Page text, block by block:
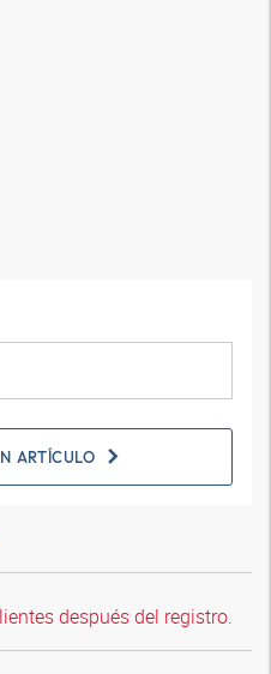
ARTÍCULO
después del registro.